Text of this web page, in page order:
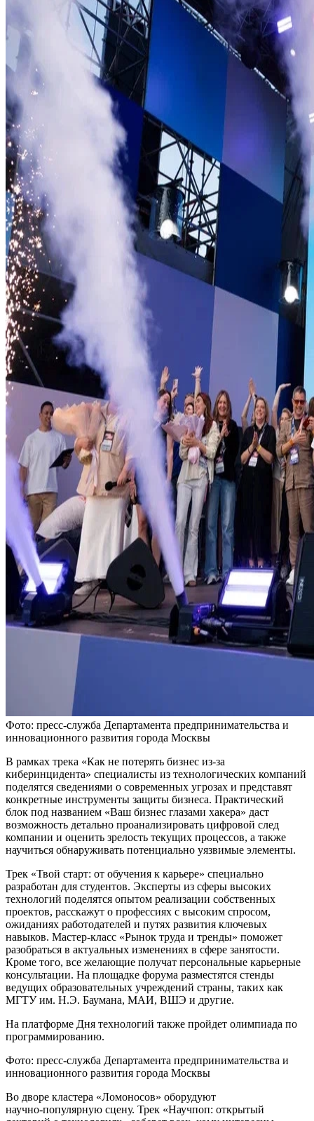
Фото: пресс-служба Департамента предпринимательства и
инновационного развития города Москвы
В рамках трека «Как не потерять бизнес из‑за
киберинцидента» специалисты из технологических компаний
поделятся сведениями о современных угрозах и представят
конкретные инструменты защиты бизнеса. Практический
блок под названием «Ваш бизнес глазами хакера» даст
возможность детально проанализировать цифровой след
компании и оценить зрелость текущих процессов, а также
научиться обнаруживать потенциально уязвимые элементы.
Трек «Твой старт: от обучения к карьере» специально
разработан для студентов. Эксперты из сферы высоких
технологий поделятся опытом реализации собственных
проектов, расскажут о профессиях с высоким спросом,
ожиданиях работодателей и путях развития ключевых
навыков. Мастер‑класс «Рынок труда и тренды» поможет
разобраться в актуальных изменениях в сфере занятости.
Кроме того, все желающие получат персональные карьерные
консультации. На площадке форума разместятся стенды
ведущих образовательных учреждений страны, таких как
МГТУ им. Н.Э. Баумана, МАИ, ВШЭ и другие.
На платформе Дня технологий также пройдет олимпиада по
программированию.
Фото: пресс-служба Департамента предпринимательства и
инновационного развития города Москвы
Во дворе кластера «Ломоносов» оборудуют
научно‑популярную сцену. Трек «Научпоп: открытый